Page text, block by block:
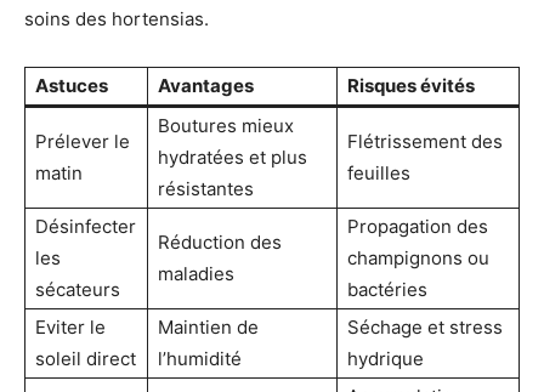
soins des hortensias.
Astuces Avantages Risques évités
Prélever le
matin
Boutures mieux
hydratées et plus
résistantes
Flétrissement des
feuilles
Désinfecter
les
sécateurs
Réduction des
maladies
Propagation des
champignons ou
bactéries
Eviter le
soleil direct
Maintien de
l’humidité
Séchage et stress
hydrique